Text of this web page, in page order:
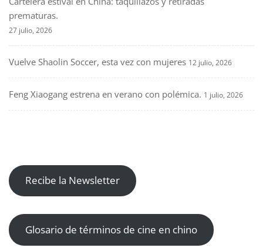
prematuras.
27 julio, 2026
Vuelve Shaolin Soccer, esta vez con mujeres 12 julio, 2026
Feng Xiaogang estrena en verano con polémica. 1 julio, 2026
Recibe la Newsletter
Glosario de términos de cine en chino